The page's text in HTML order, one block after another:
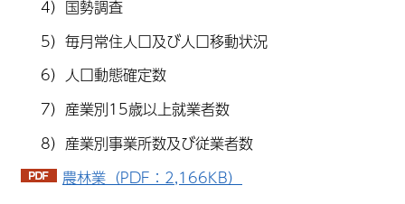
4）国勢調査
5）毎月常住人口及び人口移動状況
6）人口動態確定数
7）産業別15歳以上就業者数
8）産業別事業所数及び従業者数
農林業（PDF：2,166KB）